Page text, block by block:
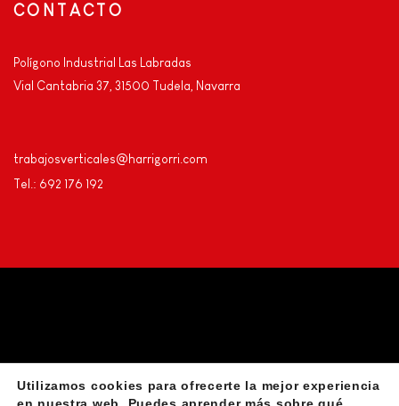
CONTACTO
Polígono Industrial Las Labradas
Vial Cantabria 37, 31500 Tudela, Navarra
trabajosverticales@harrigorri.com
Tel.: 692 176 192
Aviso Legal Declaración de accesibilidad
Utilizamos cookies para ofrecerte la mejor experiencia